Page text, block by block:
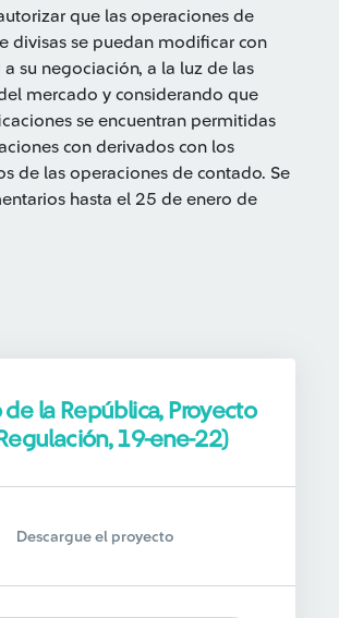
que las operaciones de
divisas se puedan modificar con
su negociación, a la luz de las
mercado y considerando que
se encuentran permitidas
con derivados con los
de las operaciones de contado. Se
hasta el 25 de enero de
de la República, Proyecto
19-ene-22)
Descargue el proyecto